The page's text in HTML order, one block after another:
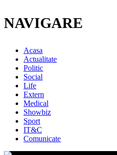
NAVIGARE
Acasa
Actualitate
Politic
Social
Life
Extern
Medical
Showbiz
Sport
IT&C
Comunicate